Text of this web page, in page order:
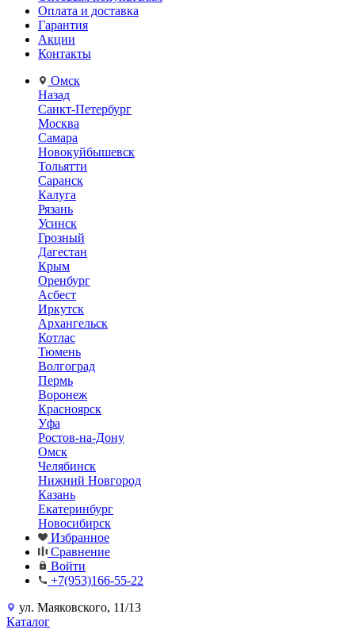
Оплата и доставка
Гарантия
Акции
Контакты
Омск
Назад
Санкт-Петербург
Москва
Самара
Новокуйбышевск
Тольятти
Саранск
Калуга
Рязань
Усинск
Грозный
Дагестан
Крым
Оренбург
Асбест
Иркутск
Архангельск
Котлас
Тюмень
Волгоград
Пермь
Воронеж
Красноярск
Уфа
Ростов-на-Дону
Омск
Челябинск
Нижний Новгород
Казань
Екатеринбург
Новосибирск
Избранное
Сравнение
Войти
+7(953)166-55-22
ул. Маяковского, 11/13
Каталог